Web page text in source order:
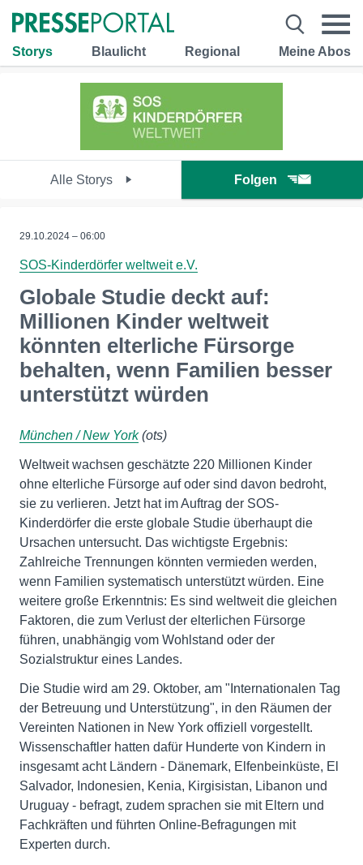
Storys Blaulicht Regional Meine Abos
Alle Storys Folgen
29.10.2024 – 06:00
SOS-Kinderdörfer weltweit e.V.
Globale Studie deckt auf:
Millionen Kinder weltweit
könnten elterliche Fürsorge
behalten, wenn Familien besser
unterstützt würden
München / New York(ots)
Weltweit wachsen geschätzte 220 Millionen Kinder
ohne elterliche Fürsorge auf oder sind davon bedroht,
sie zu verlieren. Jetzt hat im Auftrag der SOS-
Kinderdörfer die erste globale Studie überhaupt die
Ursachen untersucht. Das wichtigste Ergebnis:
Zahlreiche Trennungen könnten vermieden werden,
wenn Familien systematisch unterstützt würden. Eine
weitere große Erkenntnis: Es sind weltweit die gleichen
Faktoren, die zum Verlust der elterlichen Fürsorge
führen, unabhängig vom Wohlstand oder der
Sozialstruktur eines Landes.
Die Studie wird am 29. Oktober, am "Internationalen Tag
der Betreuung und Unterstützung", in den Räumen der
Vereinten Nationen in New York offiziell vorgestellt.
Wissenschaftler hatten dafür Hunderte von Kindern in
insgesamt acht Ländern - Dänemark, Elfenbeinküste, El
Salvador, Indonesien, Kenia, Kirgisistan, Libanon und
Uruguay - befragt, zudem sprachen sie mit Eltern und
Fachkräften und führten Online-Befragungen mit
Experten durch.